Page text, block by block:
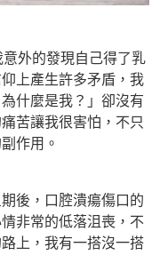
意外的發現自己得了乳
上產生許多矛盾，我
什麼是我？」卻沒有
苦讓我很害怕，不只
作用。
後，口腔潰瘍傷口的
非常的低落沮喪，不
上，我有一搭沒一搭